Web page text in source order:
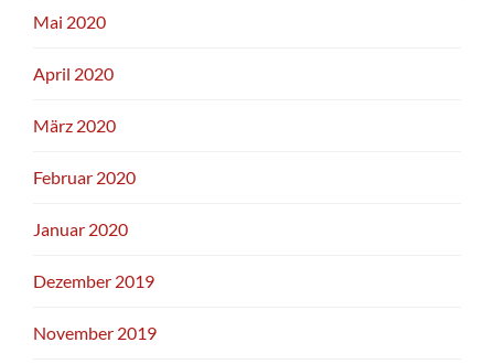
Mai 2020
April 2020
März 2020
Februar 2020
Januar 2020
Dezember 2019
November 2019